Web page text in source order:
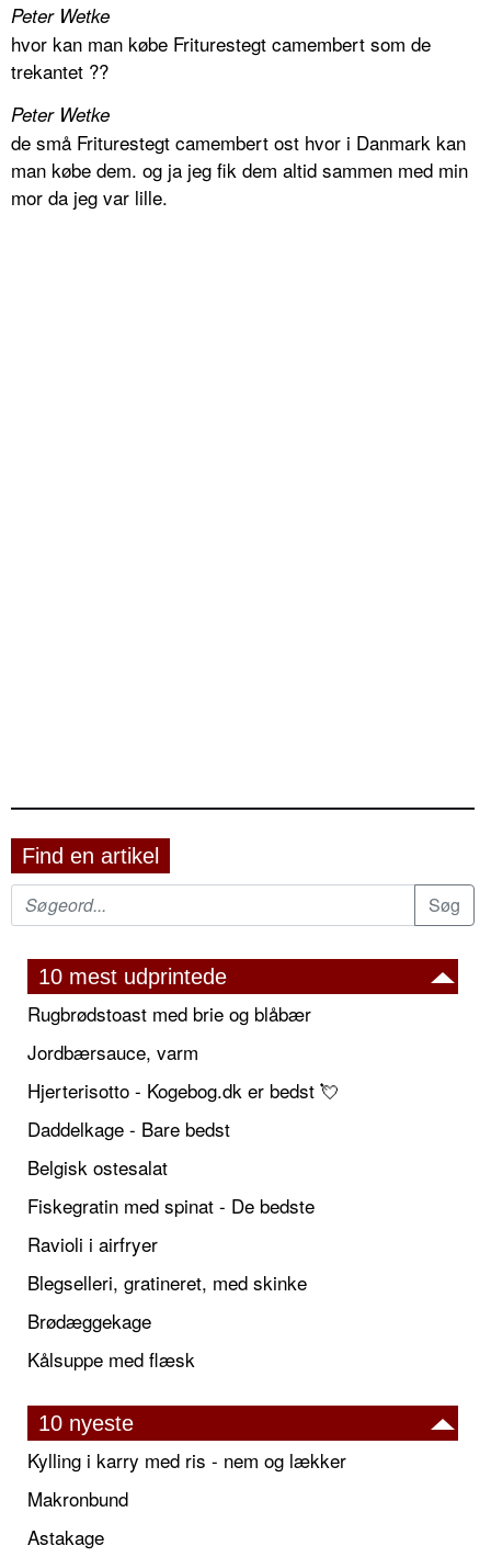
Peter Wetke
hvor kan man købe Friturestegt camembert som de
trekantet ??
Peter Wetke
de små Friturestegt camembert ost hvor i Danmark kan
man købe dem. og ja jeg fik dem altid sammen med min
mor da jeg var lille.
Find en artikel
10 mest udprintede
Rugbrødstoast med brie og blåbær
Jordbærsauce, varm
Hjerterisotto - Kogebog.dk er bedst 💘
Daddelkage - Bare bedst
Belgisk ostesalat
Fiskegratin med spinat - De bedste
Ravioli i airfryer
Blegselleri, gratineret, med skinke
Brødæggekage
Kålsuppe med flæsk
10 nyeste
Kylling i karry med ris - nem og lækker
Makronbund
Astakage